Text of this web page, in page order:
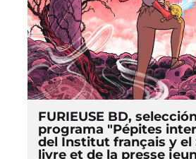
FURIEUSE BD,
programa "Pépites
del Institut français y el
livre et de la presse